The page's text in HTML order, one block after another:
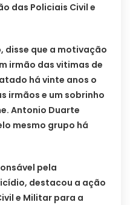
das Policiais Civil e
disse que a motivação
irmão das vitimas de
há vinte anos o
irmãos e um sobrinho
Antonio Duarte
mesmo grupo há
pela
destacou a ação
e Militar para a